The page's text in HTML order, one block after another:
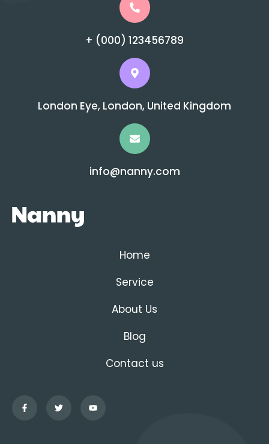
+ (000) 123456789
London Eye, London, United Kingdom
info@nanny.com
Home
Service
About Us
Blog
Contact us